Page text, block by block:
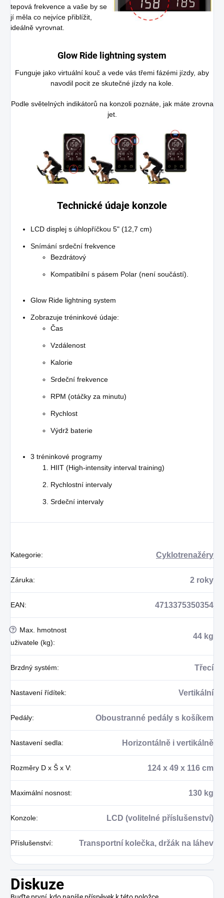
tepová frekvence a vaše by se
jí měla co nejvíce přiblížit,
ideálně vyrovnat.
Glow Ride lightning system
Funguje jako virtuální kouč a vede vás třemi fázémi jízdy, aby
navodil pocit ze skutečné jízdy na kole.
Podle světelných indikátorů na konzoli poznáte, jak máte zrovna
jet.
Technické údaje konzole
LCD displej s úhlopříčkou 5" (12,7 cm)
Snímání srdeční frekvence
Bezdrátový
Kompatibilní s pásem Polar (není součástí).
Glow Ride lightning system
Zobrazuje tréninkové údaje:
Čas
Vzdálenost
Kalorie
Srdeční frekvence
RPM (otáčky za minutu)
Rychlost
Výdrž baterie
3 tréninkové programy
HIIT (High-intensity interval training)
Rychlostní intervaly
Srdeční intervaly
Kategorie: Cyklotrenažéry
Záruka: 2 roky
EAN: 4713375350354
?
Max. hmotnost
uživatele (kg):
44 kg
Brzdný systém: Třecí
Nastavení řídítek: Vertikální
Pedály: Oboustranné pedály s košíkem
Nastavení sedla: Horizontálně i vertikálně
Rozměry D x Š x V: 124 x 49 x 116 cm
Maximální nosnost: 130 kg
Konzole: LCD (volitelné příslušenství)
Příslušenství: Transportní kolečka, držák na láhev
Diskuze